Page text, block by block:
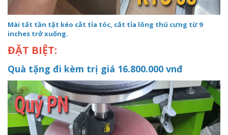
Mài tất tần tật kéo cắt tỉa tóc, cắt tỉa lông thú cưng từ 9
inches trở xuống.
ĐẶT BIỆT:
Quà tặng đi kèm trị giá 16.800.000 vnđ